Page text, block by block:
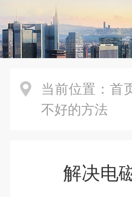
当前位置： 首
不好的方法
解决电